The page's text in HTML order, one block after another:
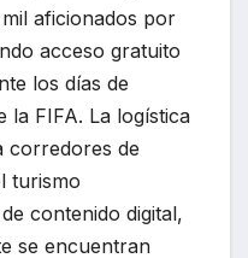
aficionados por
acceso gratuito
los días de
la FIFA. La logística
corredores de
turismo
contenido digital,
se encuentran